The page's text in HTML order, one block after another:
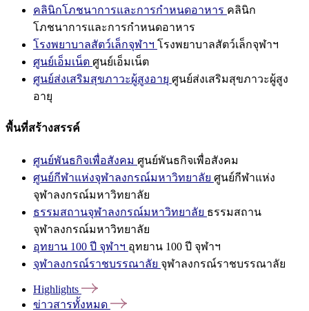
คลินิกโภชนาการและการกำหนดอาหาร คลินิก
โภชนาการและการกำหนดอาหาร
โรงพยาบาลสัตว์เล็กจุฬาฯ โรงพยาบาลสัตว์เล็กจุฬาฯ
ศูนย์เอ็มเน็ต ศูนย์เอ็มเน็ต
ศูนย์ส่งเสริมสุขภาวะผู้สูงอายุ ศูนย์ส่งเสริมสุขภาวะผู้สูง
อายุ
พื้นที่สร้างสรรค์
ศูนย์พันธกิจเพื่อสังคม ศูนย์พันธกิจเพื่อสังคม
ศูนย์กีฬาแห่งจุฬาลงกรณ์มหาวิทยาลัย ศูนย์กีฬาแห่ง
จุฬาลงกรณ์มหาวิทยาลัย
ธรรมสถานจุฬาลงกรณ์มหาวิทยาลัย ธรรมสถาน
จุฬาลงกรณ์มหาวิทยาลัย
อุทยาน 100 ปี จุฬาฯ อุทยาน 100 ปี จุฬาฯ
จุฬาลงกรณ์ราชบรรณาลัย จุฬาลงกรณ์ราชบรรณาลัย
Highlights
ข่าวสารทั้งหมด